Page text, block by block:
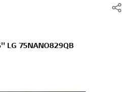
LG 75NANO829QB